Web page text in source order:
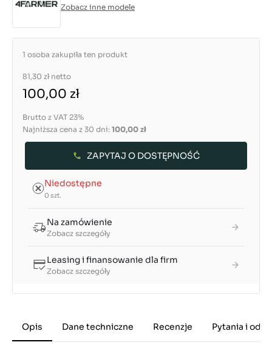
Zobacz inne modele
1 osoba zakupiła ten produkt
81,30 zł netto
100,00 zł
Brutto z VAT 23%
Najniższa cena z 30 dni: 100,00 zł
ZAPYTAJ O DOSTĘPNOŚĆ
Niedostępne
0 szt.
Na zamówienie
Zobacz szczegóły
Leasing i finansowanie dla firm
Zobacz szczegóły
Opis Dane techniczne Recenzje Pytania i